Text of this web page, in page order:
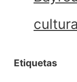
Etiquetas